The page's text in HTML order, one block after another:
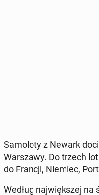
Sa­mo­lo­ty z Newark
War­sza­wy. Do trzech
do Francji, Niemiec,
Według naj­więk­szej